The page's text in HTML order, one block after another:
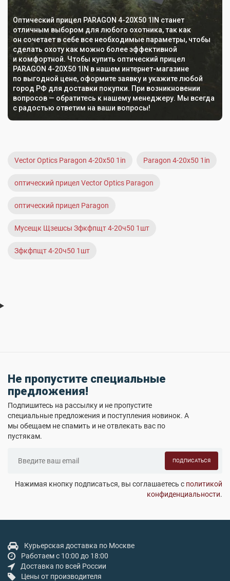
Оптический прицел PARAGON 4-20X50 1IN станет
отличным выбором для любого охотника, так как
он сочетает в себе все необходимые параметры, чтобы
сделать охоту как можно более эффективной
и комфортной. Чтобы купить оптический прицел
PARAGON 4-20X50 1IN в нашем интернет-магазине
по выгодной цене, оформите заявку и укажите любой
город РФ для доставки покупки. При возникновении
вопросов — обратитесь к нашему менеджеру. Мы всегда
с радостью ответим на ваши вопросы!
Vector Optics Paragon 4-20x50 1in Paragon 4-20x50 1in
оптический прицел Vector Optics Paragon
оптический прицел Paragon
Мусещк Щзешсы Зфкфпщт 4-20ч50 1шт
Зфкфпщт 4-20ч50 1шт
Не пропустите специальные
предложения!
Подпишитесь на рассылку и не пропустите
специальные предложения и поступления новинок. А
мы обещаем не спамить и не отвлекать вас по
пустякам.
ПОДПИСАТЬСЯ
Нажимая кнопку подписаться, вы соглашаетесь с политикой
конфиденциальности.
Курьерская доставка по Москве
Работаем с 10:00 до 18:00
Доставка по всей России
Цены от производителя